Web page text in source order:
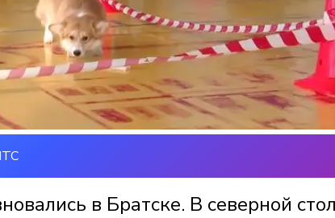
в Братске. В северной